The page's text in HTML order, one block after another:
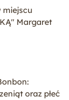
miejscu
Margaret
oraz płeć